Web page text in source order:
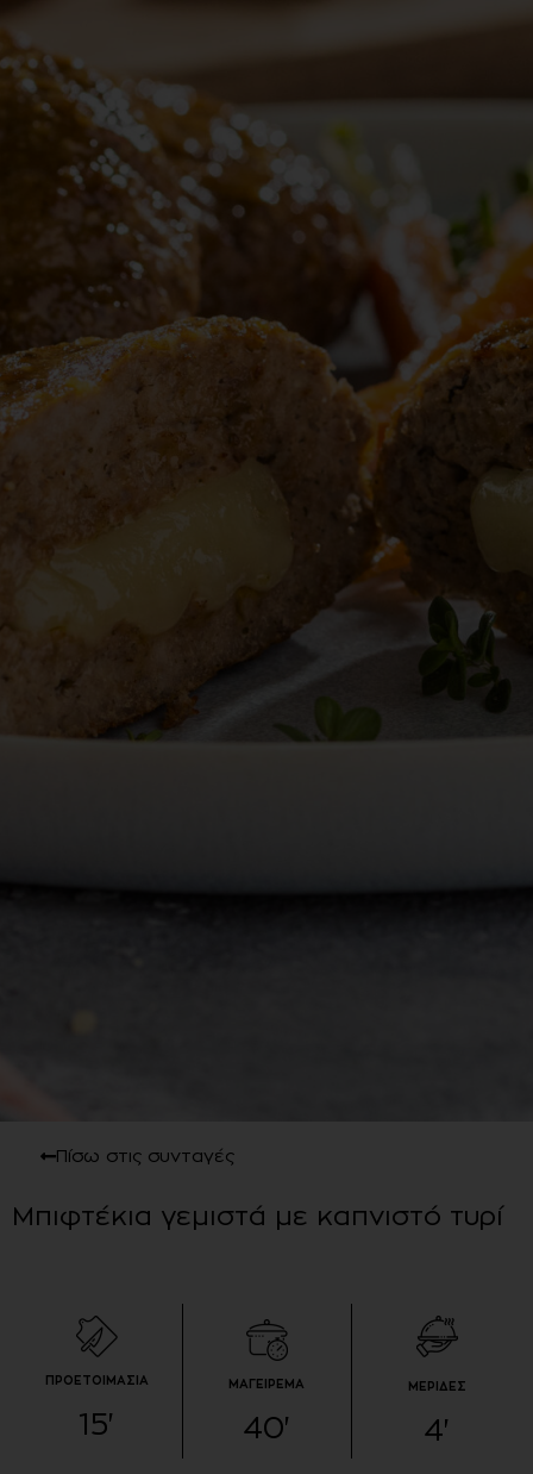
Πίσω στις συνταγές
Μπιφτέκια γεμιστά με καπνιστό τυρί
ΠΡΟΕΤΟΙΜΑΣΙΑ
15'
ΜΑΓΕΙΡΕΜΑ
40'
ΜΕΡΙΔΕΣ
4'